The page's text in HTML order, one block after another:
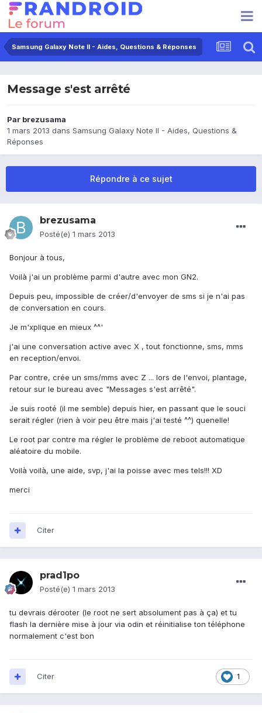
Samsung Galaxy Note II - Aides, Questions & Réponses
Message s'est arrêté
Par brezusama
1 mars 2013 dans Samsung Galaxy Note II - Aides, Questions &
Réponses
Répondre à ce sujet
brezusama
Posté(e) 1 mars 2013
Bonjour à tous,
Voilà j'ai un problème parmi d'autre avec mon GN2.
Depuis peu, impossible de créer/d'envoyer de sms si je n'ai pas
de conversation en cours.
Je m'xplique en mieux ^^'
j'ai une conversation active avec X , tout fonctionne, sms, mms
en reception/envoi.
Par contre, crée un sms/mms avec Z ... lors de l'envoi, plantage,
retour sur le bureau avec "Messages s'est arrêté".
Je suis rooté (il me semble) depuis hier, en passant que le souci
serait régler (rien à voir peu être mais j'ai testé ^^) quenelle!
Le root par contre ma régler le problème de reboot automatique
aléatoire du mobile.
Voilà voilà, une aide, svp, j'ai la poisse avec mes tels!!! XD
merci
Citer
prad1po
Posté(e) 1 mars 2013
tu devrais dérooter (le root ne sert absolument pas à ça) et tu
flash la dernière mise à jour via odin et réinitialise ton téléphone
normalement c'est bon
1
Citer